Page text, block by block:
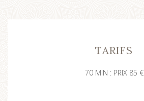
TARIFS
70 MIN : PRIX 85 €